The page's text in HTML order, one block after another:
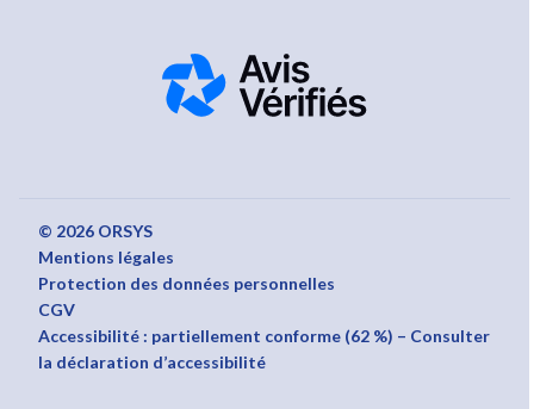
© 2026 ORSYS
Mentions légales
Protection des données personnelles
CGV
Accessibilité : partiellement conforme (62 %) – Consulter
la déclaration d’accessibilité